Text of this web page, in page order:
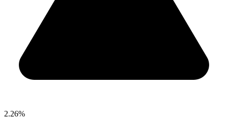
2.26%